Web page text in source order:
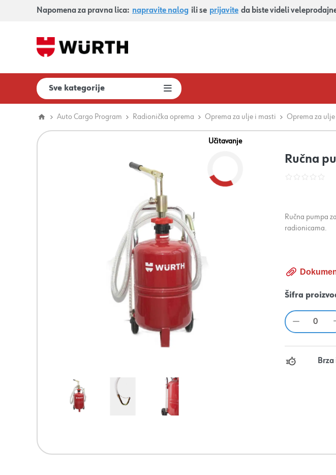
Napomena za pravna lica: napravite nalog ili se prijavite da biste videli
Sve kategorije
Auto Cargo Program Radionička oprema Oprema za ulje i masti Oprema za ulje
Učitavanje
Ručna
Ručna pumpa
radionicama.
Šifra